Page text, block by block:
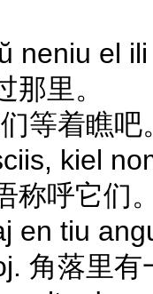
neniu el
里。
等着瞧吧
kiel
称呼它们
en tiu
角落里有